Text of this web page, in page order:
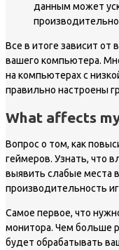
данным может
Все в итоге зависит
вашего компьютера.
на компьютерах с
правильно настроены
What affects
Вопрос о том, как
геймеров. Узнать, что
выявить слабые места
производительность
Самое первое, что
монитора. Чем больше
будет обрабатывать